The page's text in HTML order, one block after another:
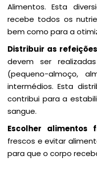
Alimentos. Esta
recebe todos os
bem como para a
Distribuir as
devem ser
(pequeno-almoço,
intermédios. Esta
contribui para a
sangue.
Escolher alimentos
frescos e evitar
para que o corpo